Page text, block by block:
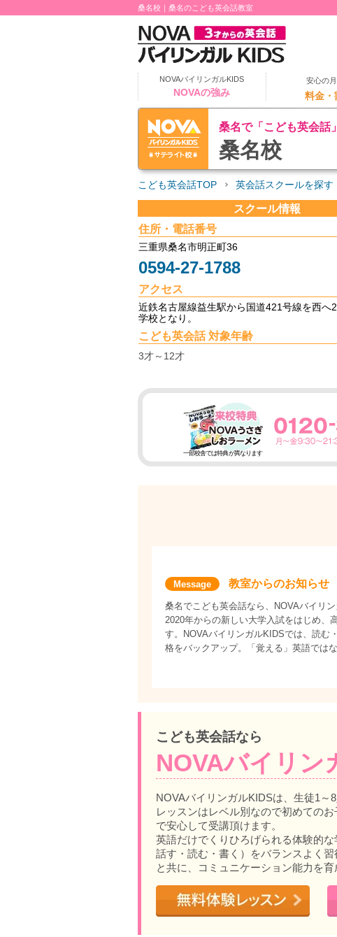
桑名校｜桑名のこども英会話教室
NOVAバイリンガルKIDS
NOVAの強み
安心の
料金・
桑名校
桑名で「こども英会話
こども英会話TOP 英会話スクールを探す
スクール情報
住所・電話番号
三重県桑名市明正町36
0594-27-1788
アクセス
近鉄名古屋線益生駅から国道421号線を西へ
学校となり。
こども英会話 対象年齢
3才～12才
一部校舎では特典が異なります
教室からのお知らせ
桑名でこども英会話なら、NOVAバイリン
2020年からの新しい大学入試をはじめ、
す。NOVAバイリンガルKIDSでは、読む
格をバックアップ。「覚える」英語では
こども英会話なら
NOVAバイリン
NOVAバイリンガルKIDSは、生徒1～8
レッスンはレベル別なので初めての
で安心して受講頂けます。
英語だけでくりひろげられる体験的
話す・読む・書く）をバランスよく
と共に、コミュニケーション能力を